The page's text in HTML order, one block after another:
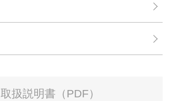
取扱説明書（PDF）